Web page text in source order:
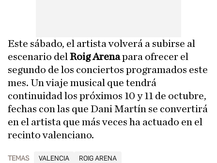
Este sábado, el artista volverá a subirse al
escenario del Roig Arenapara ofrecer el
segundo de los conciertos programados este
mes. Un viaje musical que tendrá
continuidad los próximos 10 y 11 de octubre,
fechas con las que Dani Martín se convertirá
en el artista que más veces ha actuado en el
recinto valenciano.
TEMAS VALENCIA ROIG ARENA